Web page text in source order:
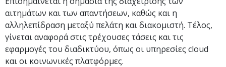
αιτημάτων και των απαντήσεων, καθώς και η
αλληλεπίδραση μεταξύ πελάτη και διακομιστή. Τέλος,
γίνεται αναφορά στις τρέχουσες τάσεις και τις
εφαρμογές του διαδικτύου, όπως οι υπηρεσίες cloud
και οι κοινωνικές πλατφόρμες.